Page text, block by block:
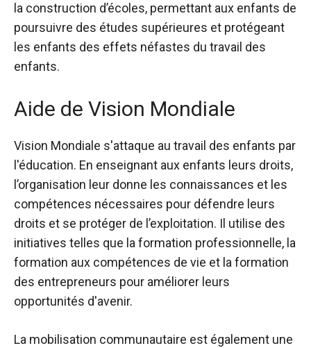
la construction d’écoles, permettant aux enfants de
poursuivre des études supérieures et protégeant
les enfants des effets néfastes du travail des
enfants.
Aide de Vision Mondiale
Vision Mondiale s'attaque au travail des enfants par
l'éducation. En enseignant aux enfants leurs droits,
l’organisation leur donne les connaissances et les
compétences nécessaires pour défendre leurs
droits et se protéger de l’exploitation. Il utilise des
initiatives telles que la formation professionnelle, la
formation aux compétences de vie et la formation
des entrepreneurs pour améliorer leurs
opportunités d'avenir.
La mobilisation communautaire est également une